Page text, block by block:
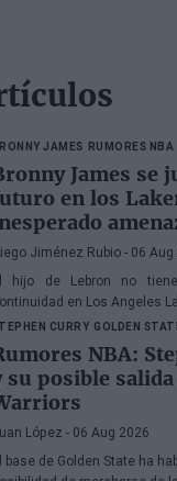
JAMES RUMORES NBA
James se
en los
Jiménez Rubio- 06 Aug
hijo de Lebron no
en Los Angeles
si ha hecho
CURRY GOLDEN
NBA:
su posible salida
López - 06 Aug 2026
base de Golden State ha